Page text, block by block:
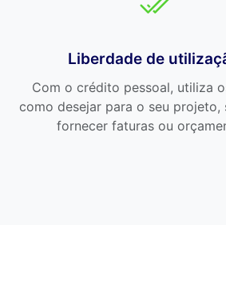
Liberdade de
Com o crédito pessoal, utiliza
como desejar para o seu projeto,
fornecer faturas ou